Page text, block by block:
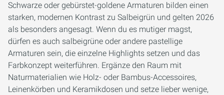
Schwarze oder gebürstet-goldene Armaturen bilden einen
starken, modernen Kontrast zu Salbeigrün und gelten 2026
als besonders angesagt. Wenn du es mutiger magst,
dürfen es auch salbeigrüne oder andere pastellige
Armaturen sein, die einzelne Highlights setzen und das
Farbkonzept weiterführen. Ergänze den Raum mit
Naturmaterialien wie Holz- oder Bambus-Accessoires,
Leinenkörben und Keramikdosen und setze lieber wenige,